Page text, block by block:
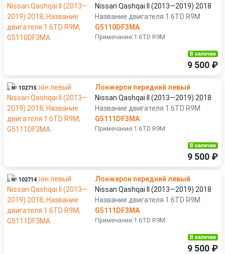
Nissan Qashqai II (2013—2019) 2018
Название двигателя 1.6TD R9M
G5110DF3MA
Примечание:1.6TD R9M
В наличии
9 500 ₽
№ 102715
Лонжерон передний левый
Nissan Qashqai II (2013—2019) 2018
Название двигателя 1.6TD R9M
G5111DF3MA
Примечание:1.6TD R9M
В наличии
9 500 ₽
№ 102714
Лонжерон передний левый
Nissan Qashqai II (2013—2019) 2018
Название двигателя 1.6TD R9M
G5111DF3MA
Примечание:1.6TD R9M
В наличии
9 500 ₽